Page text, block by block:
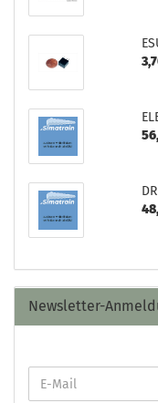
Newsletter-